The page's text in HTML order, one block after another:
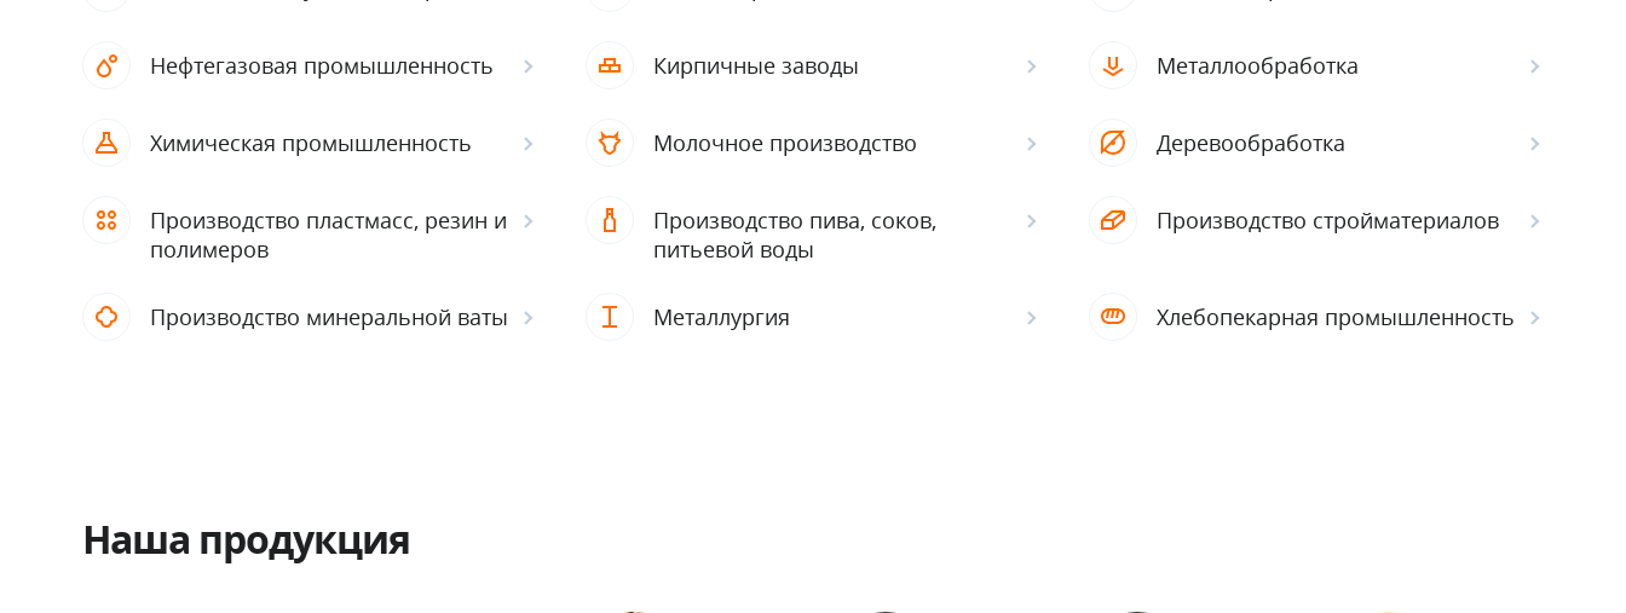
Нефтегазовая промышленность Кирпичные заводы Металлообработка
Химическая промышленность Молочное производство Деревообработка
Производство пластмасс, резин и
полимеров
Производство пива, соков,
питьевой воды
Производство стройматериалов
Производство минеральной ваты Металлургия Хлебопекарная промышленность
Наша продукция